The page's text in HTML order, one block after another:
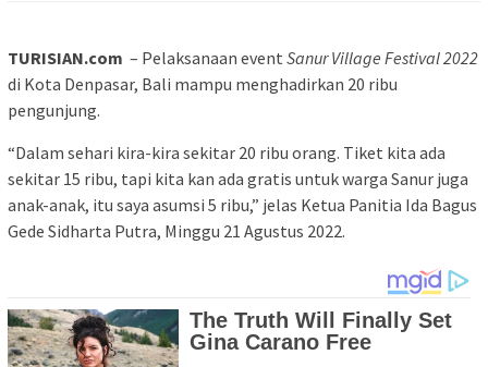
TURISIAN.com – Pelaksanaan event Sanur Village Festival 2022
di Kota Denpasar, Bali mampu menghadirkan 20 ribu
pengunjung.
“Dalam sehari kira-kira sekitar 20 ribu orang. Tiket kita ada
sekitar 15 ribu, tapi kita kan ada gratis untuk warga Sanur juga
anak-anak, itu saya asumsi 5 ribu,” jelas Ketua Panitia Ida Bagus
Gede Sidharta Putra, Minggu 21 Agustus 2022.